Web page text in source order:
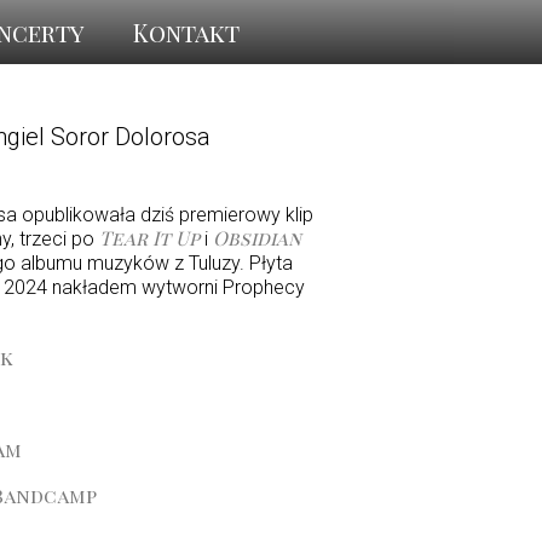
Kontakt
Soror Dolorosa
opublikowała dziś premierowy klip
trzeci po Tear It Upi Obsidian
albumu muzyków z Tuluzy. Płyta
nakładem wytworni Prophecy